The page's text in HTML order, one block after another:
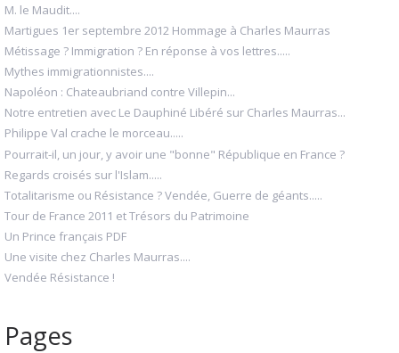
M. le Maudit....
Martigues 1er septembre 2012 Hommage à Charles Maurras
Métissage ? Immigration ? En réponse à vos lettres.....
Mythes immigrationnistes....
Napoléon : Chateaubriand contre Villepin...
Notre entretien avec Le Dauphiné Libéré sur Charles Maurras...
Philippe Val crache le morceau.....
Pourrait-il, un jour, y avoir une "bonne" République en France ?
Regards croisés sur l'Islam.....
Totalitarisme ou Résistance ? Vendée, Guerre de géants.....
Tour de France 2011 et Trésors du Patrimoine
Un Prince français PDF
Une visite chez Charles Maurras....
Vendée Résistance !
Pages